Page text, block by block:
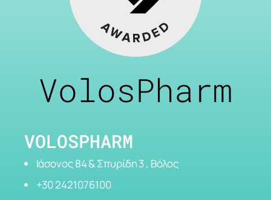
VolosPharm
VOLOSPHARM
Ιάσονος 84 & Σπυρίδη 3 , Βόλος
+30 2421076100